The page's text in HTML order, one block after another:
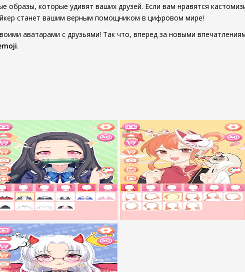
которые удивят ваших друзей. Если вам нравятся
станет вашим верным помощником в цифровом мире!
аватарами с друзьями! Так что, вперед за новыми
.